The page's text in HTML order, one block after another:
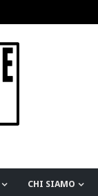
CHI SIAMO